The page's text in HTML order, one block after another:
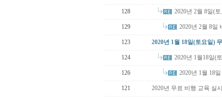
128 2020년 2월 8일(
129 2020년 2월 8일
123 2020년 1월 18일(토요일)
124 2020년 1월18일(
126 2020년 1월 18
121 2020년 무료 비행 교육 실